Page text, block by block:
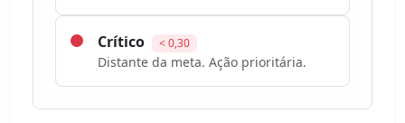
Crítico < 0,30
Distante da meta. Ação prioritária.